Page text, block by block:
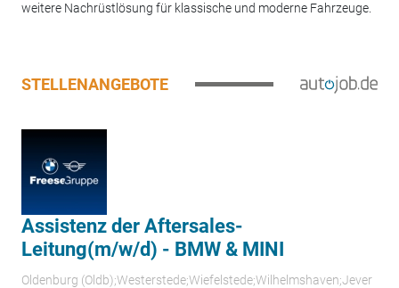
weitere Nachrüstlösung für klassische und moderne Fahrzeuge.
STELLENANGEBOTE
Assistenz der Aftersales-
Leitung(m/w/d) - BMW & MINI
Oldenburg (Oldb);Westerstede;Wiefelstede;Wilhelmshaven;Jever